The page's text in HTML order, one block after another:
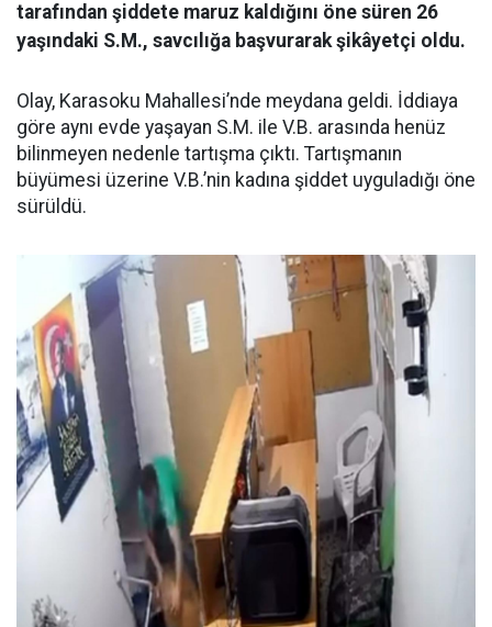
tarafından şiddete maruz kaldığını öne süren 26
yaşındaki S.M., savcılığa başvurarak şikâyetçi oldu.
Olay, Karasoku Mahallesi’nde meydana geldi. İddiaya
göre aynı evde yaşayan S.M. ile V.B. arasında henüz
bilinmeyen nedenle tartışma çıktı. Tartışmanın
büyümesi üzerine V.B.’nin kadına şiddet uyguladığı öne
sürüldü.